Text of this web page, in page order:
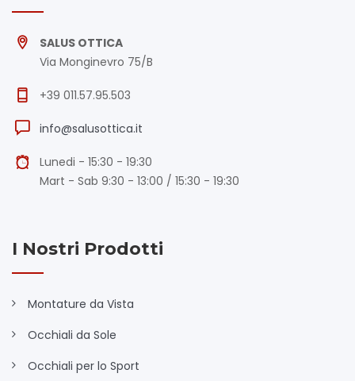
SALUS OTTICA
Via Monginevro 75/B
+39 011.57.95.503
info@salusottica.it
Lunedi - 15:30 - 19:30
Mart - Sab 9:30 - 13:00 / 15:30 - 19:30
I Nostri Prodotti
Montature da Vista
Occhiali da Sole
Occhiali per lo Sport